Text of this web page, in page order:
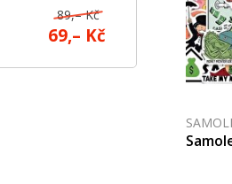
89,– Kč
69,– Kč